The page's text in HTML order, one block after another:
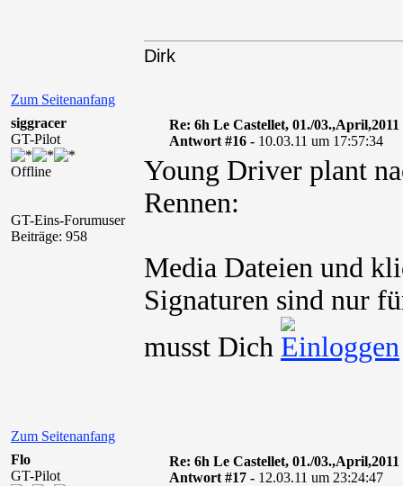
Zum Seitenanfang
Dirk
siggracer
GT-Pilot
Offline
GT-Eins-Forumuser
Beiträge: 958
Re: 6h Le Castellet, 01./03.,April,2011
Antwort #16 - 10.03.11 um 17:57:34
Young Driver plant
Rennen:
Media Dateien und
Signaturen sind nur
musst Dich
Zum Seitenanfang
Flo
GT-Pilot
Re: 6h Le Castellet, 01./03.,April,2011
Antwort #17 - 12.03.11 um 23:24:47